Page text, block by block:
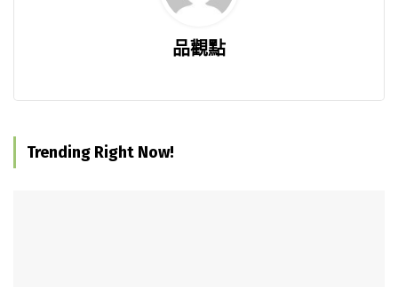
品觀點
Trending Right Now!